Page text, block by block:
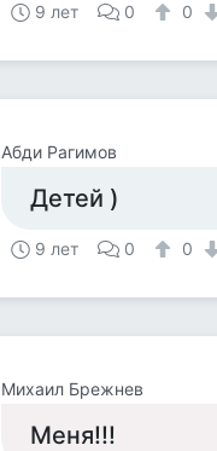
9 лет 0 0
Абди Рагимов
Детей )
9 лет 0 0
Михаил Брежнев
Меня!!!